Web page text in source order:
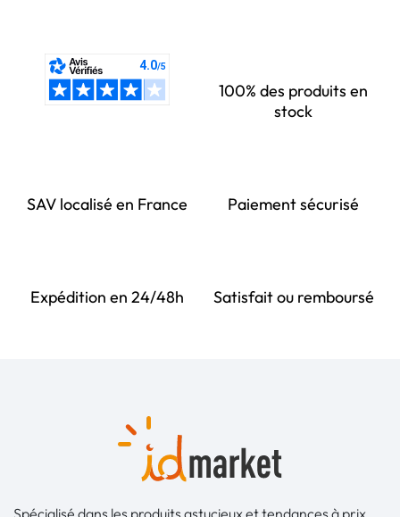
100% des produits en
stock
SAV localisé en France Paiement sécurisé
Expédition en 24/48h Satisfait ou remboursé